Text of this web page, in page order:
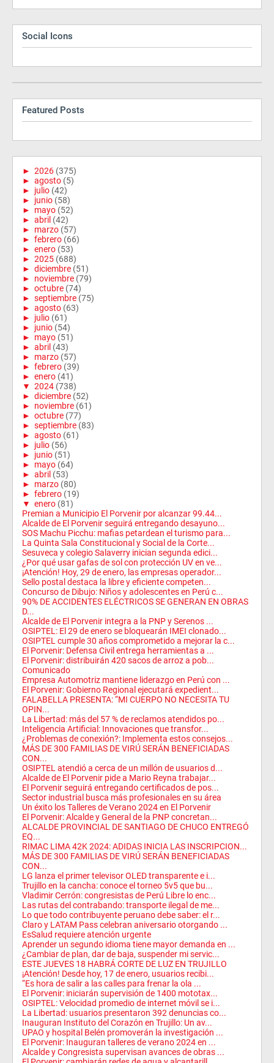
Social Icons
Featured Posts
► 2026 (375)
► agosto (5)
► julio (42)
► junio (58)
► mayo (52)
► abril (42)
► marzo (57)
► febrero (66)
► enero (53)
► 2025 (688)
► diciembre (51)
► noviembre (79)
► octubre (74)
► septiembre (75)
► agosto (63)
► julio (61)
► junio (54)
► mayo (51)
► abril (43)
► marzo (57)
► febrero (39)
► enero (41)
▼ 2024 (738)
► diciembre (52)
► noviembre (61)
► octubre (77)
► septiembre (83)
► agosto (61)
► julio (56)
► junio (51)
► mayo (64)
► abril (53)
► marzo (80)
► febrero (19)
▼ enero (81)
Premian a Municipio El Porvenir por alcanzar 99.44...
Alcalde de El Porvenir seguirá entregando desayuno...
SOS Machu Picchu: mafias petardean el turismo para...
La Quinta Sala Constitucional y Social de la Corte...
Sesuveca y colegio Salaverry inician segunda edici...
¿Por qué usar gafas de sol con protección UV en ve...
¡Atención! Hoy, 29 de enero, las empresas operador...
Sello postal destaca la libre y eficiente competen...
Concurso de Dibujo: Niños y adolescentes en Perú c...
90% DE ACCIDENTES ELÉCTRICOS SE GENERAN EN OBRAS
D...
Alcalde de El Porvenir integra a la PNP y Serenos ...
OSIPTEL: El 29 de enero se bloquearán IMEI clonado...
OSIPTEL cumple 30 años comprometido a mejorar la c...
El Porvenir: Defensa Civil entrega herramientas a ...
El Porvenir: distribuirán 420 sacos de arroz a pob...
Comunicado
Empresa Automotriz mantiene liderazgo en Perú con ...
El Porvenir: Gobierno Regional ejecutará expedient...
FALABELLA PRESENTA: “MI CUERPO NO NECESITA TU
OPIN...
La Libertad: más del 57 % de reclamos atendidos po...
Inteligencia Artificial: Innovaciones que transfor...
¿Problemas de conexión?: Implementa estos consejos...
MÁS DE 300 FAMILIAS DE VIRÚ SERÁN BENEFICIADAS
CON...
OSIPTEL atendió a cerca de un millón de usuarios d...
Alcalde de El Porvenir pide a Mario Reyna trabajar...
El Porvenir seguirá entregando certificados de pos...
Sector industrial busca más profesionales en su área
Un éxito los Talleres de Verano 2024 en El Porvenir
El Porvenir: Alcalde y General de la PNP concretan...
ALCALDE PROVINCIAL DE SANTIAGO DE CHUCO ENTREGÓ
EQ...
RIMAC LIMA 42K 2024: ADIDAS INICIA LAS INSCRIPCION...
MÁS DE 300 FAMILIAS DE VIRÚ SERÁN BENEFICIADAS
CON...
LG lanza el primer televisor OLED transparente e i...
Trujillo en la cancha: conoce el torneo 5v5 que bu...
Vladimir Cerrón: congresistas de Perú Libre lo enc...
Las rutas del contrabando: transporte ilegal de me...
Lo que todo contribuyente peruano debe saber: el r...
Claro y LATAM Pass celebran aniversario otorgando ...
EsSalud requiere atención urgente
Aprender un segundo idioma tiene mayor demanda en ...
¿Cambiar de plan, dar de baja, suspender mi servic...
ESTE JUEVES 18 HABRÁ CORTE DE LUZ EN TRUJILLO
¡Atención! Desde hoy, 17 de enero, usuarios recibi...
“Es hora de salir a las calles para frenar la ola ...
El Porvenir: iniciarán supervisión de 1400 mototax...
OSIPTEL: Velocidad promedio de internet móvil se i...
La Libertad: usuarios presentaron 392 denuncias co...
Inauguran Instituto del Corazón en Trujillo: Un av...
UPAO y hospital Belén promoverán la investigación ...
El Porvenir: Inauguran talleres de verano 2024 en ...
Alcalde y Congresista supervisan avances de obras ...